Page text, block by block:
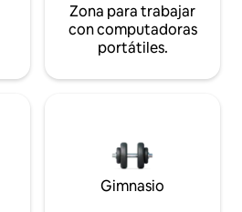
Zona para trabajar
con computadoras
portátiles.
Gimnasio